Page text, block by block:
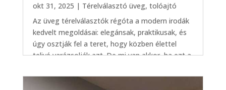
okt 31, 2025 | Térelválasztó üveg, tolóajtó
Az üveg térelválasztók régóta a modern irodák
kedvelt megoldásai: elegánsak, praktikusak, és
úgy osztják fel a teret, hogy közben élettel
telivé varázsolják azt. De mi van akkor, ha ezt a
elképzelhetetlen, lássuk a...